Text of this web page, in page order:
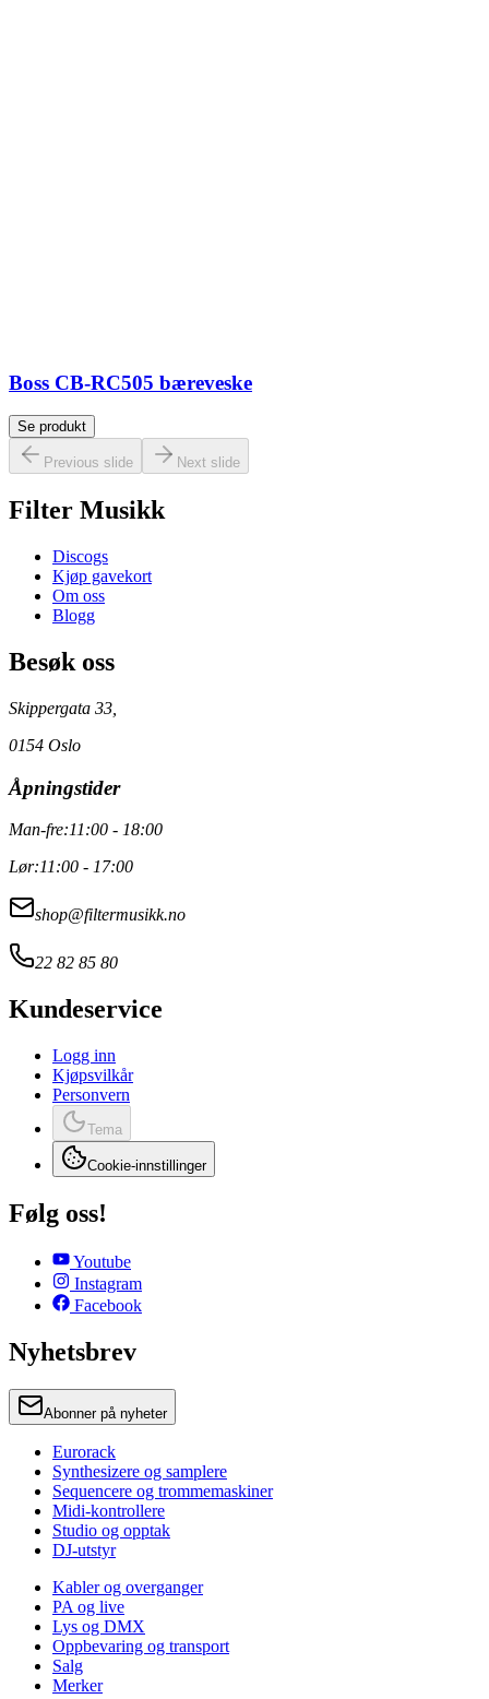
Boss CB-RC505 bæreveske
Se produkt
Previous slide Next slide
Filter Musikk
Discogs
Kjøp gavekort
Om oss
Blogg
Besøk oss
Skippergata 33,
0154 Oslo
Åpningstider
Man-fre:11:00 - 18:00
Lør:11:00 - 17:00
shop@filtermusikk.no
22 82 85 80
Kundeservice
Logg inn
Kjøpsvilkår
Personvern
Tema
Cookie-innstillinger
Følg oss!
Youtube
Instagram
Facebook
Nyhetsbrev
Abonner på nyheter
Eurorack
Synthesizere og samplere
Sequencere og trommemaskiner
Midi-kontrollere
Studio og opptak
DJ-utstyr
Kabler og overganger
PA og live
Lys og DMX
Oppbevaring og transport
Salg
Merker